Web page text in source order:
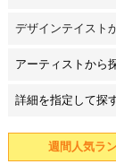
デザインテイスト
アーティストから
詳細を指定して探
週間人気ラ